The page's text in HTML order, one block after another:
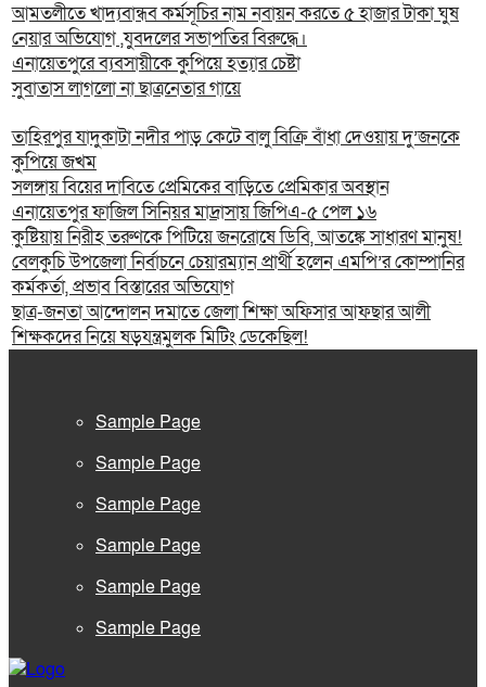
আমতলীতে খাদ্যবান্ধব কর্মসূচির নাম নবায়ন করতে ৫ হাজার টাকা ঘুষ
নেয়ার অভিযোগ ,যুবদলের সভাপতির বিরুদ্ধে।
এনায়েতপুরে ব্যবসায়ীকে কুপিয়ে হত্যার চেষ্টা
সুবাতাস লাগলো না ছাত্রনেতার গায়ে
তাহিরপুর যাদুকাটা নদীর পাড় কেটে বালু বিক্রি বাঁধা দেওয়ায় দু’জনকে
কুপিয়ে জখম
সলঙ্গায় বিয়ের দাবিতে প্রেমিকের বাড়িতে প্রেমিকার অবস্থান
এনায়েতপুর ফাজিল সিনিয়র মাদ্রাসায় জিপিএ-৫ পেল ১৬
কুষ্টিয়ায় নিরীহ তরুণকে পিটিয়ে জনরোষে ডিবি, আতঙ্কে সাধারণ মানুষ!
বেলকুচি উপজেলা নির্বাচনে চেয়ারম্যান প্রার্থী হলেন এমপি’র কোম্পানির
কর্মকর্তা, প্রভাব বিস্তারের অভিযোগ
ছাত্র-জনতা আন্দোলন দমাতে জেলা শিক্ষা অফিসার আফছার আলী
শিক্ষকদের নিয়ে ষড়যন্ত্রমুলক মিটিং ডেকেছিল!
Sample Page
Sample Page
Sample Page
Sample Page
Sample Page
Sample Page